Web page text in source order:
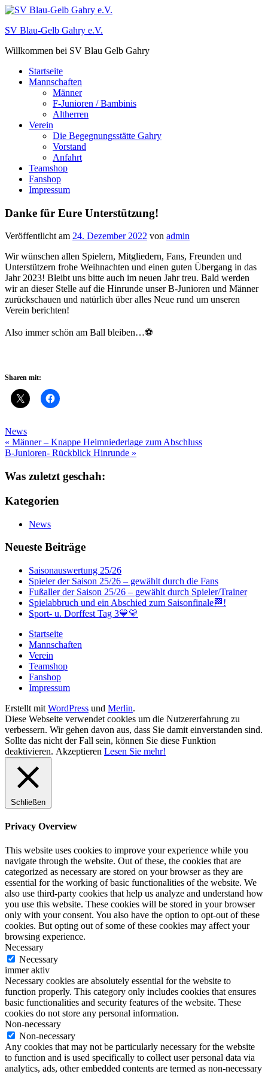
Zum
springen
SV Blau-Gelb Gahry e.V.
Willkommen bei SV Blau Gelb Gahry
Startseite
Mannschaften
Männer
F-Junioren / Bambinis
Altherren
Verein
Die Begegnungsstätte Gahry
Vorstand
Anfahrt
Teamshop
Fanshop
Impressum
Danke für Eure Unterstützung!
Veröffentlicht am 24. Dezember 2022 von admin
Wir wünschen allen Spielern, Mitgliedern, Fans, Freunden und
Unterstützern frohe Weihnachten und einen guten Übergang in das
Jahr 2023! Bleibt uns bitte auch im neuen Jahr treu. Bald werden
wir an dieser Stelle auf die Hinrunde unser B-Junioren und Männer
zurückschauen und natürlich über alles Neue rund um unseren
Verein berichten!
Also immer schön am Ball bleiben…⚽
Sharen mit:
News
Beitragsnavigation
« Männer – Knappe Heimniederlage zum Abschluss
B-Junioren- Rückblick Hinrunde »
Was zuletzt geschah:
Kategorien
News
Neueste Beiträge
Saisonauswertung 25/26
Spieler der Saison 25/26 – gewählt durch die Fans
Fußaller der Saison 25/26 – gewählt durch Spieler/Trainer
Spielabbruch und ein Abschied zum Saisonfinale🏁!
Sport- u. Dorffest Tag 3💙💛
Startseite
Mannschaften
Verein
Teamshop
Fanshop
Impressum
Erstellt mit WordPress und Merlin.
Diese Webseite verwendet cookies um die Nutzererfahrung zu
verbessern. Wir gehen davon aus, dass Sie damit einverstanden sind.
Sollte das nicht der Fall sein, können Sie diese Funktion
deaktivieren. Akzeptieren Lesen Sie mehr!
Schließen
Privacy Overview
This website uses cookies to improve your experience while you
navigate through the website. Out of these, the cookies that are
categorized as necessary are stored on your browser as they are
essential for the working of basic functionalities of the website. We
also use third-party cookies that help us analyze and understand how
you use this website. These cookies will be stored in your browser
only with your consent. You also have the option to opt-out of these
cookies. But opting out of some of these cookies may affect your
browsing experience.
Necessary
Necessary
immer aktiv
Necessary cookies are absolutely essential for the website to
function properly. This category only includes cookies that ensures
basic functionalities and security features of the website. These
cookies do not store any personal information.
Non-necessary
Non-necessary
Any cookies that may not be particularly necessary for the website
to function and is used specifically to collect user personal data via
analytics, ads, other embedded contents are termed as non-necessary